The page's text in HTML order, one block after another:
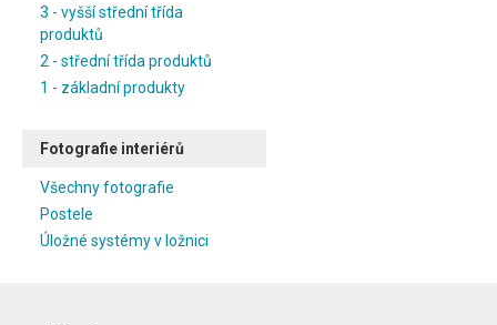
3 - vyšší střední třída
produktů
2 - střední třída produktů
1 - základní produkty
Fotografie interiérů
Všechny fotografie
Postele
Úložné systémy v ložnici